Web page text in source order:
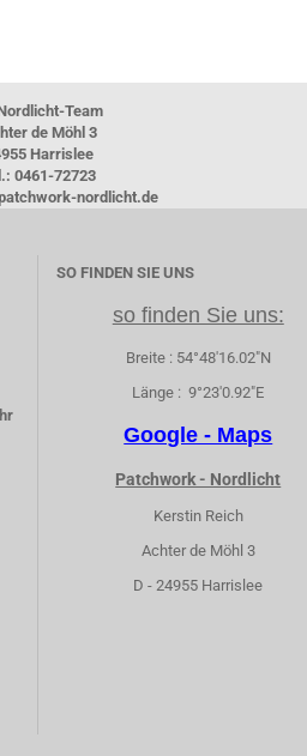
Team
de Möhl 3
Harrislee
0461-72723
nordlicht.de
SO FINDEN SIE UNS
so finden Sie uns:
Breite : 54°48'16.02"N
Länge : 9°23'0.92"E
Google - Maps
Patchwork - Nordlicht
Kerstin Reich
Achter de Möhl 3
D - 24955 Harrislee